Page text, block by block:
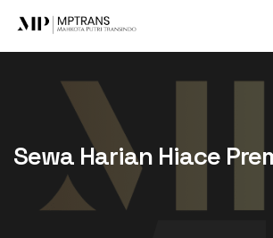
Sewa Harian Hiace